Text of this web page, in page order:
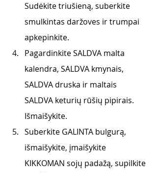
Sudėkite triušieną, suberkite
smulkintas daržoves ir trumpai
apkepinkite.
Pagardinkite SALDVA malta
kalendra, SALDVA kmynais,
SALDVA druska ir maltais
SALDVA keturių rūšių pipirais.
Išmaišykite.
Suberkite GALINTA bulgurą,
išmaišykite, įmaišykite
KIKKOMAN sojų padažą, supilkite